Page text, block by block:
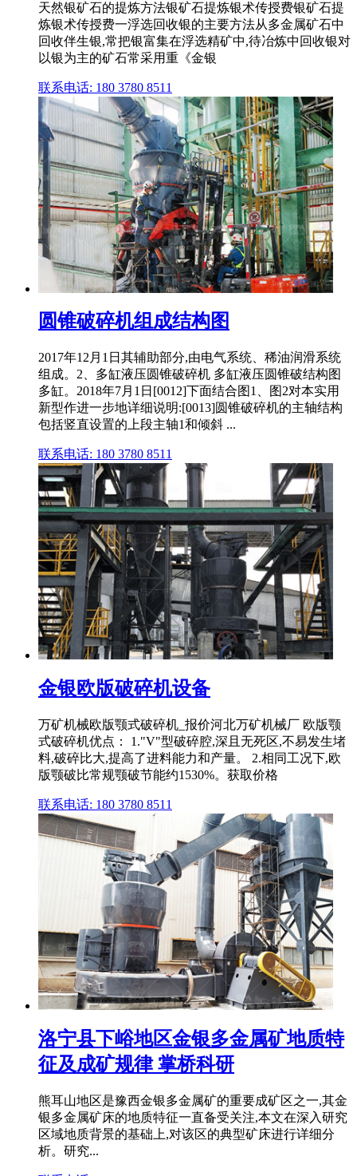
天然银矿石的提炼方法银矿石提炼银术传授费银矿石提
炼银术传授费一浮选回收银的主要方法从多金属矿石中
回收伴生银,常把银富集在浮选精矿中,待冶炼中回收银对
以银为主的矿石常采用重《金银
联系电话: 180 3780 8511
圆锥破碎机组成结构图
2017年12月1日其辅助部分,由电气系统、稀油润滑系统
组成。2、多缸液压圆锥破碎机 多缸液压圆锥破结构图
多缸。2018年7月1日[0012]下面结合图1、图2对本实用
新型作进一步地详细说明:[0013]圆锥破碎机的主轴结构
包括竖直设置的上段主轴1和倾斜 ...
联系电话: 180 3780 8511
金银欧版破碎机设备
万矿机械欧版颚式破碎机_报价河北万矿机械厂 欧版颚
式破碎机优点： 1."V"型破碎腔,深且无死区,不易发生堵
料,破碎比大,提高了进料能力和产量。 2.相同工况下,欧
版颚破比常规颚破节能约1530%。获取价格
联系电话: 180 3780 8511
洛宁县下峪地区金银多金属矿地质特
征及成矿规律 掌桥科研
熊耳山地区是豫西金银多金属矿的重要成矿区之一,其金
银多金属矿床的地质特征一直备受关注,本文在深入研究
区域地质背景的基础上,对该区的典型矿床进行详细分
析。研究...